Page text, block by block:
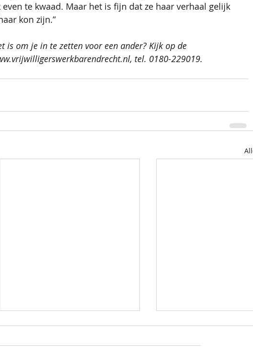
te kwaad. Maar het is fijn dat ze haar verhaal gelijk
kon zijn.”
is om je in te zetten voor een ander? Kijk op de
tel. 0180-229019.